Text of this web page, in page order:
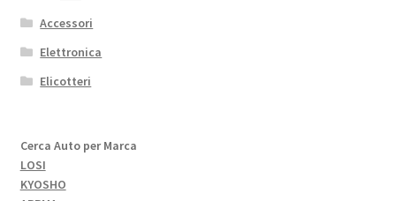
Accessori
Elettronica
Elicotteri
Cerca Auto per Marca
LOSI
KYOSHO